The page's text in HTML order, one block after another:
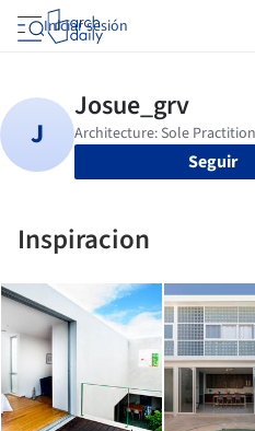
Iniciar sesión
Seguir
Inspiracion